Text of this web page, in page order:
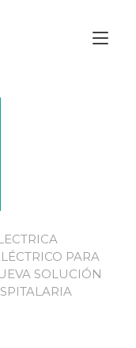
PARA
SOLUCIÓN